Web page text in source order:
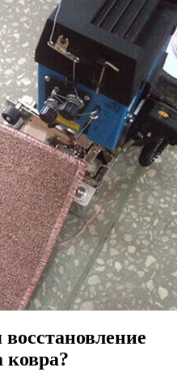
ковра?